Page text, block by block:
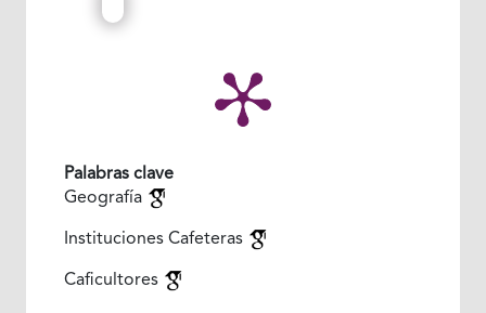
Palabras clave
Geografía
Instituciones Cafeteras
Caficultores